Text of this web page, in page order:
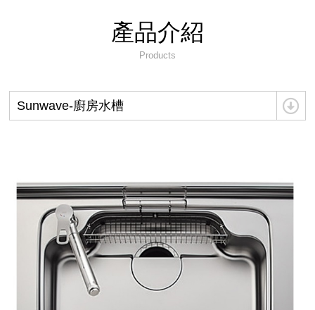
產品介紹
Products
Sunwave-廚房水槽